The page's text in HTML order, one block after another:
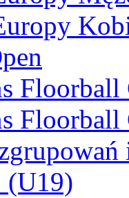
Floorball
Floorball
(U19)